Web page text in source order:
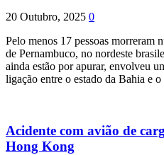
20 Outubro, 2025 0
Pelo menos 17 pessoas morreram
de Pernambuco, no nordeste
ainda estão por apurar, envolveu
ligação entre o estado da Bahia e
Acidente com avião de
Hong Kong